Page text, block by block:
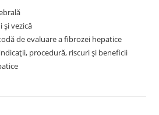
și vezică
de evaluare a fibrozei hepatice
procedură, riscuri și beneficii